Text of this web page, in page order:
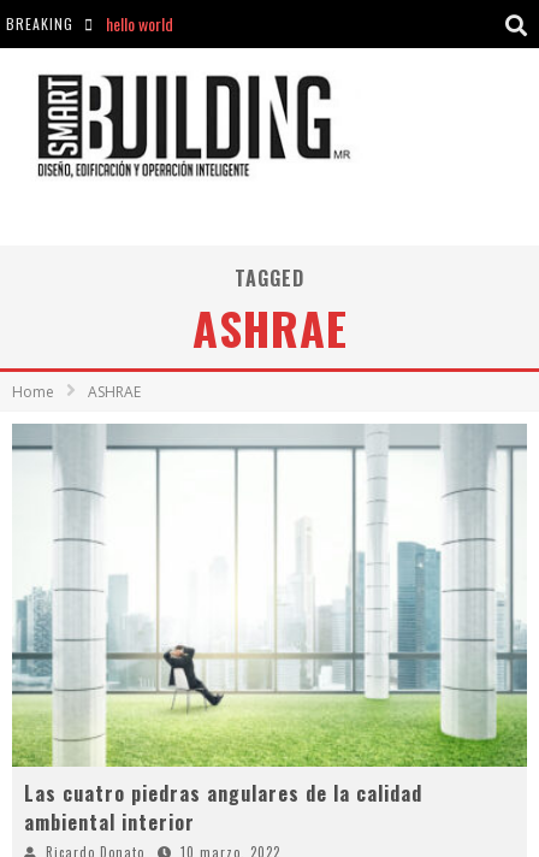
BREAKING
hello world
hello world
TAGGED
ASHRAE
Home ASHRAE
Las cuatro piedras angulares de la calidad
ambiental interior
Ricardo Donato
10 marzo, 2022